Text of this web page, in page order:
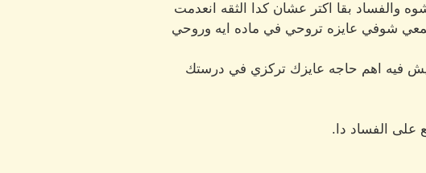
والفساد بقا اكتر عشان كدا الثقه انعدمت
شوفي عايزه تروحي في ماده ايه وروحي
فيه اهم حاجه عايزك تركزي في درستك
على الفساد دا.